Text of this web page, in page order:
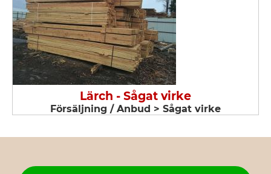
Lärch - Sågat virke
Försäljning / Anbud > Sågat virke